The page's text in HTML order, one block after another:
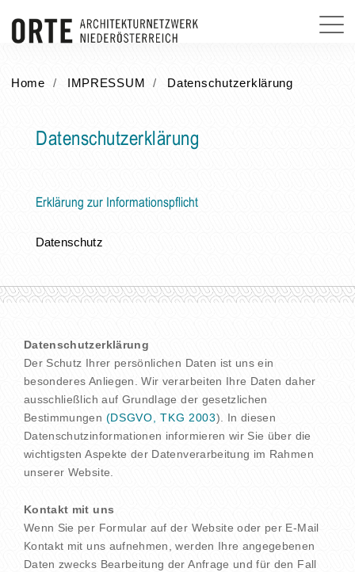
Home IMPRESSUM Datenschutzerklärung
Datenschutzerklärung
Erklärung zur Informationspflicht
Datenschutz
Datenschutzerklärung
Der Schutz Ihrer persönlichen Daten ist uns ein
besonderes Anliegen. Wir verarbeiten Ihre Daten daher
ausschließlich auf Grundlage der gesetzlichen
Bestimmungen (DSGVO, TKG 2003). In diesen
Datenschutzinformationen informieren wir Sie über die
wichtigsten Aspekte der Datenverarbeitung im Rahmen
unserer Website.
Kontakt mit uns
Wenn Sie per Formular auf der Website oder per E-Mail
Kontakt mit uns aufnehmen, werden Ihre angegebenen
Daten zwecks Bearbeitung der Anfrage und für den Fall